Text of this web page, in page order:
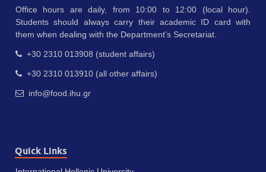
Office hours are daily, from 10:00 to 12:00 (local hour).
Students should always carry their academic ID card with
them when dealing with the Department’s Secretariat.
+30 2310 013908 (student affairs)
+30 2310 013910 (all other affairs)
info@food.ihu.gr
Quick Links